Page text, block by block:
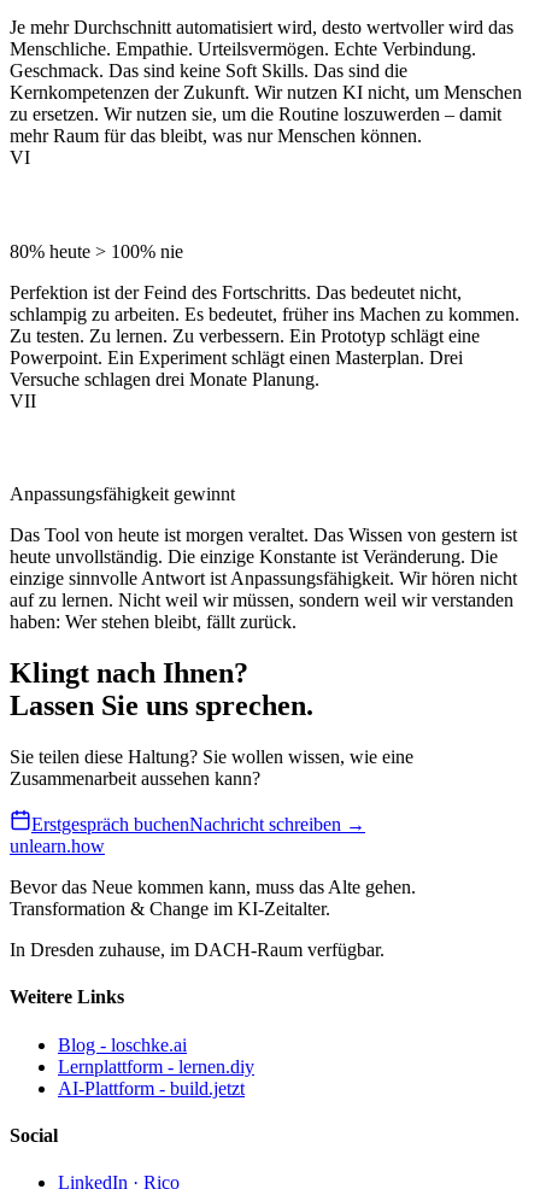
Je mehr Durchschnitt automatisiert wird, desto wertvoller wird das
Menschliche. Empathie. Urteilsvermögen. Echte Verbindung.
Geschmack. Das sind keine Soft Skills. Das sind die
Kernkompetenzen der Zukunft. Wir nutzen KI nicht, um Menschen
zu ersetzen. Wir nutzen sie, um die Routine loszuwerden – damit
mehr Raum für das bleibt, was nur Menschen können.
VI
80% heute > 100% nie
Perfektion ist der Feind des Fortschritts. Das bedeutet nicht,
schlampig zu arbeiten. Es bedeutet, früher ins Machen zu kommen.
Zu testen. Zu lernen. Zu verbessern. Ein Prototyp schlägt eine
Powerpoint. Ein Experiment schlägt einen Masterplan. Drei
Versuche schlagen drei Monate Planung.
VII
Anpassungsfähigkeit gewinnt
Das Tool von heute ist morgen veraltet. Das Wissen von gestern ist
heute unvollständig. Die einzige Konstante ist Veränderung. Die
einzige sinnvolle Antwort ist Anpassungsfähigkeit. Wir hören nicht
auf zu lernen. Nicht weil wir müssen, sondern weil wir verstanden
haben: Wer stehen bleibt, fällt zurück.
Klingt nach Ihnen?
Lassen Sie uns sprechen.
Sie teilen diese Haltung? Sie wollen wissen, wie eine
Zusammenarbeit aussehen kann?
Erstgespräch buchenNachricht schreiben →
unlearn.how
Bevor das Neue kommen kann, muss das Alte gehen.
Transformation & Change im KI-Zeitalter.
In Dresden zuhause, im DACH-Raum verfügbar.
Weitere Links
Blog - loschke.ai
Lernplattform - lernen.diy
AI-Plattform - build.jetzt
Social
LinkedIn · Rico